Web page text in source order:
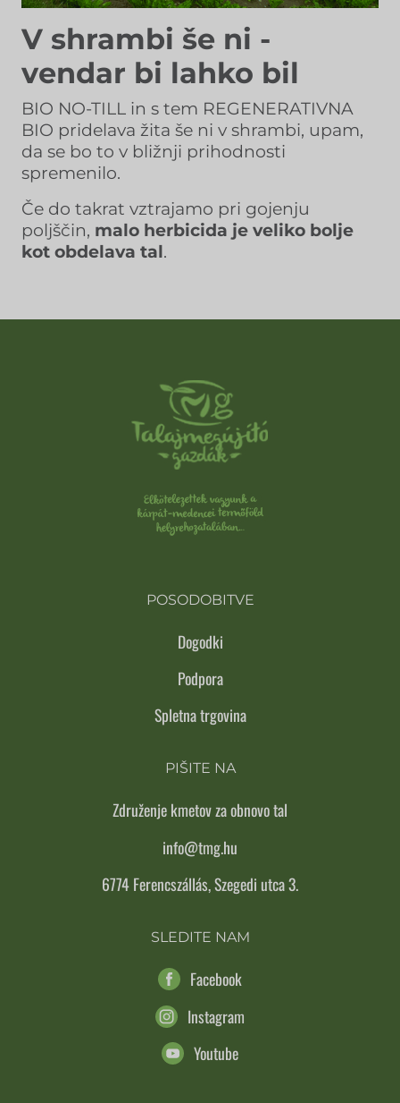
V shrambi še ni -
vendar bi lahko bil
BIO NO-TILL in s tem REGENERATIVNA
BIO pridelava žita še ni v shrambi, upam,
da se bo to v bližnji prihodnosti
spremenilo.
Če do takrat vztrajamo pri gojenju
poljščin, malo herbicida je veliko bolje
kot obdelava tal.
POSODOBITVE
Dogodki
Podpora
Spletna trgovina
PIŠITE NA
Združenje kmetov za obnovo tal
info@tmg.hu
6774 Ferencszállás, Szegedi utca 3.
SLEDITE NAM
Facebook
Instagram
Youtube